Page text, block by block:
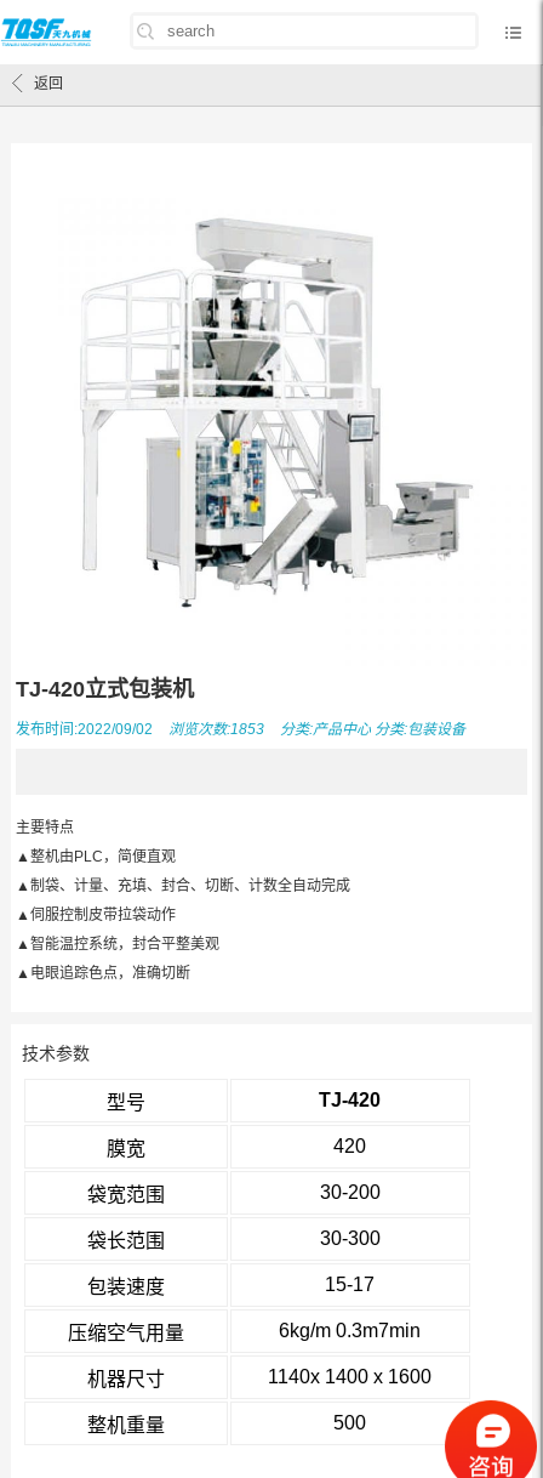
首页/产品中心 TJ-420立式包装机
返回
TJ-420立式包装机
发布时间:2022/09/02 浏览次数:1853 分类:产品中心 分类:包装设备
主要特点
▲整机由PLC，简便直观
▲制袋、计量、充填、封合、切断、计数全自动完成
▲伺服控制皮带拉袋动作
▲智能温控系统，封合平整美观
▲电眼追踪色点，准确切断
技术参数
型号 TJ-420
膜宽 420
袋宽范围 30-200
袋长范围 30-300
包装速度 15-17
压缩空气用量 6kg/m 0.3m7min
机器尺寸 1140x 1400 x 1600
整机重量 500